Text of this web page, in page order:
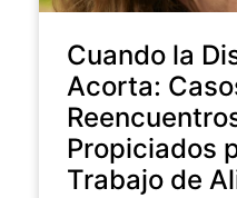
Cuando la
Acorta:
Propiciados
Trabajo de